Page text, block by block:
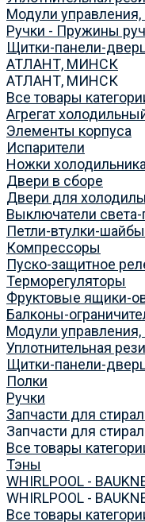
Модули
Ручки - Пружины
Щитки-панели-
АТЛАНТ, МИНСК
АТЛАНТ, МИНСК
Все товары
Агрегат
Элементы корпуса
Испарители
Ножки
Двери в сборе
Двери для
Выключатели
Петли-втулки-шайбы
Компрессоры
Пуско-защитное
Терморегуляторы
Фруктовые ящики-
Балконы-
Модули
Уплотнительная
Щитки-панели-
Полки
Ручки
Запчасти для
Запчасти для
Все товары
Тэны
WHIRLPOOL -
WHIRLPOOL -
Все товары